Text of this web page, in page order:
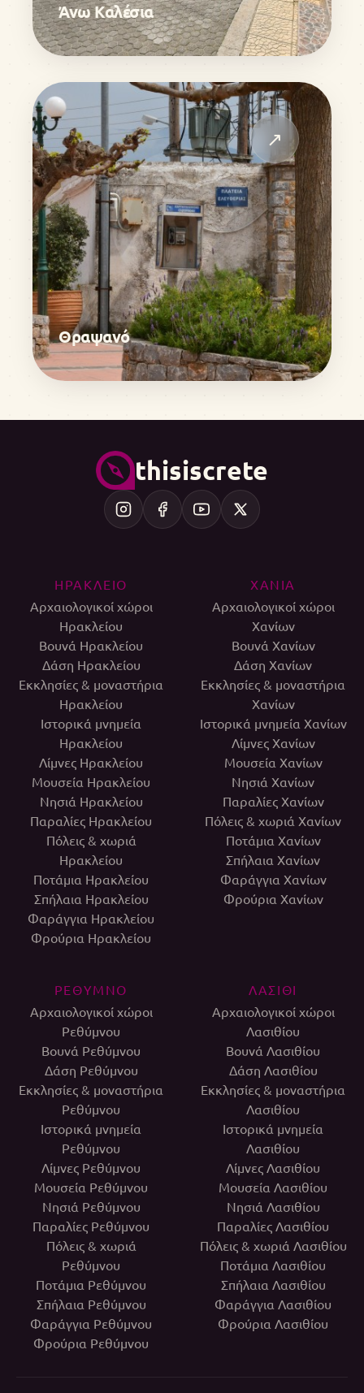
Άνω Καλέσια
↗
Θραψανό
thisiscrete
ΗΡΑΚΛΕΙΟ
Αρχαιολογικοί χώροι
Ηρακλείου
Βουνά Ηρακλείου
Δάση Ηρακλείου
Εκκλησίες & μοναστήρια
Ηρακλείου
Ιστορικά μνημεία
Ηρακλείου
Λίμνες Ηρακλείου
Μουσεία Ηρακλείου
Νησιά Ηρακλείου
Παραλίες Ηρακλείου
Πόλεις & χωριά
Ηρακλείου
Ποτάμια Ηρακλείου
Σπήλαια Ηρακλείου
Φαράγγια Ηρακλείου
Φρούρια Ηρακλείου
ΧΑΝΙΑ
Αρχαιολογικοί χώροι
Χανίων
Βουνά Χανίων
Δάση Χανίων
Εκκλησίες & μοναστήρια
Χανίων
Ιστορικά μνημεία Χανίων
Λίμνες Χανίων
Μουσεία Χανίων
Νησιά Χανίων
Παραλίες Χανίων
Πόλεις & χωριά Χανίων
Ποτάμια Χανίων
Σπήλαια Χανίων
Φαράγγια Χανίων
Φρούρια Χανίων
ΡΕΘΥΜΝΟ
Αρχαιολογικοί χώροι
Ρεθύμνου
Βουνά Ρεθύμνου
Δάση Ρεθύμνου
Εκκλησίες & μοναστήρια
Ρεθύμνου
Ιστορικά μνημεία
Ρεθύμνου
Λίμνες Ρεθύμνου
Μουσεία Ρεθύμνου
Νησιά Ρεθύμνου
Παραλίες Ρεθύμνου
Πόλεις & χωριά
Ρεθύμνου
Ποτάμια Ρεθύμνου
Σπήλαια Ρεθύμνου
Φαράγγια Ρεθύμνου
Φρούρια Ρεθύμνου
ΛΑΣΙΘΙ
Αρχαιολογικοί χώροι
Λασιθίου
Βουνά Λασιθίου
Δάση Λασιθίου
Εκκλησίες & μοναστήρια
Λασιθίου
Ιστορικά μνημεία
Λασιθίου
Λίμνες Λασιθίου
Μουσεία Λασιθίου
Νησιά Λασιθίου
Παραλίες Λασιθίου
Πόλεις & χωριά Λασιθίου
Ποτάμια Λασιθίου
Σπήλαια Λασιθίου
Φαράγγια Λασιθίου
Φρούρια Λασιθίου